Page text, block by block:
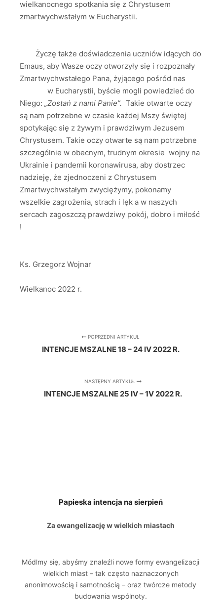
wielkanocnego spotkania się z Chrystusem
zmartwychwstałym w Eucharystii.
Życzę także doświadczenia uczniów idących do
Emaus, aby Wasze oczy otworzyły się i rozpoznały
Zmartwychwstałego Pana, żyjącego pośród nas
w Eucharystii, byście mogli powiedzieć do
Niego: „Zostań z nami Panie”. Takie otwarte oczy
są nam potrzebne w czasie każdej Mszy świętej
spotykając się z żywym i prawdziwym Jezusem
Chrystusem. Takie oczy otwarte są nam potrzebne
szczególnie w obecnym, trudnym okresie wojny na
Ukrainie i pandemii koronawirusa, aby dostrzec
nadzieję, że zjednoczeni z Chrystusem
Zmartwychwstałym zwyciężymy, pokonamy
wszelkie zagrożenia, strach i lęk a w naszych
sercach zagoszczą prawdziwy pokój, dobro i miłość
!
Ks. Grzegorz Wojnar
Wielkanoc 2022 r.
POPRZEDNI ARTYKUŁ
INTENCJE MSZALNE 18 – 24 IV 2022 R.
NASTĘPNY ARTYKUŁ
INTENCJE MSZALNE 25 IV – 1V 2022 R.
Papieska intencja na sierpień
Za ewangelizację w wielkich miastach
Módlmy się, abyśmy znaleźli nowe formy ewangelizacji
wielkich miast – tak często naznaczonych
anonimowością i samotnością – oraz twórcze metody
budowania wspólnoty.